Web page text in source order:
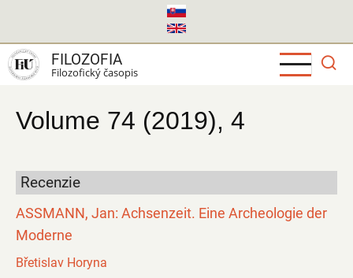
hlavný
obsah
FILOZOFIA
Filozofický časopis
Volume 74 (2019), 4
Recenzie
ASSMANN, Jan: Achsenzeit. Eine Archeologie der
Moderne
Břetislav Horyna